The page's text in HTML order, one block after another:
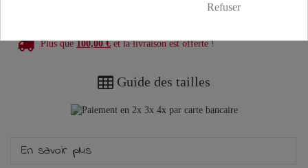
Plus que100,00 €et la livraison est offerte !
Guide des tailles
En savoir plus
Refuser